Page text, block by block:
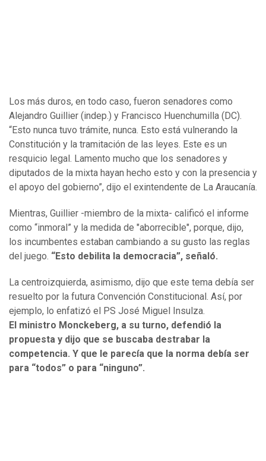
Los más duros, en todo caso, fueron senadores como
Alejandro Guillier (indep.) y Francisco Huenchumilla (DC).
“Esto nunca tuvo trámite, nunca. Esto está vulnerando la
Constitución y la tramitación de las leyes. Este es un
resquicio legal. Lamento mucho que los senadores y
diputados de la mixta hayan hecho esto y con la presencia y
el apoyo del gobierno”, dijo el exintendente de La Araucanía.
Mientras, Guillier -miembro de la mixta- calificó el informe
como “inmoral” y la medida de "aborrecible", porque, dijo,
los incumbentes estaban cambiando a su gusto las reglas
del juego. “Esto debilita la democracia”, señaló.
La centroizquierda, asimismo, dijo que este tema debía ser
resuelto por la futura Convención Constitucional. Así, por
ejemplo, lo enfatizó el PS José Miguel Insulza.
El ministro Monckeberg, a su turno, defendió la
propuesta y dijo que se buscaba destrabar la
competencia. Y que le parecía que la norma debía ser
para “todos” o para “ninguno”.